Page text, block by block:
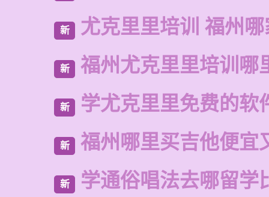
新 尤克里里培训 福州
新 福州尤克里里培训哪
新 学尤克里里免费的软
新 福州哪里买吉他便宜
新 学通俗唱法去哪留学